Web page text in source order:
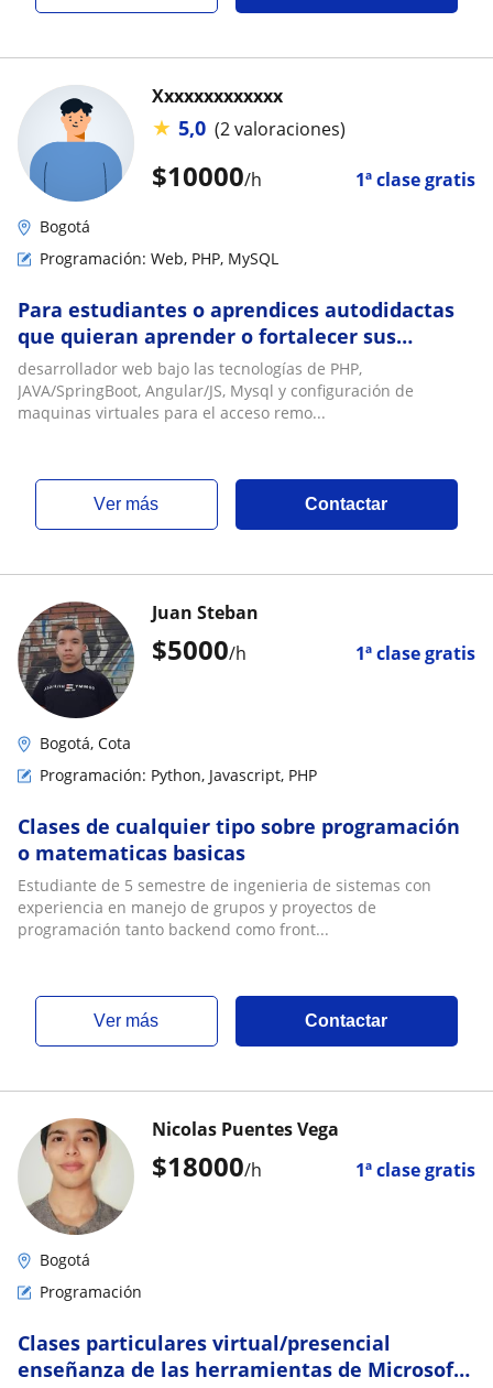
$10000/h 1ª clase gratis
Xxxxxxxxxxxxx
★ 5,0 (2 valoraciones)
Bogotá
Programación: Web, PHP, MySQL
Para estudiantes o aprendices autodidactas
que quieran aprender o fortalecer sus
conocimientos y habilidades en desarrollo
WEB
desarrollador web bajo las tecnologías de PHP,
JAVA/SpringBoot, Angular/JS, Mysql y configuración de
maquinas virtuales para el acceso remo...
ver más Contactar
$5000/h 1ª clase gratis
Juan Steban
Bogotá, Cota
Programación: Python, Javascript, PHP
Clases de cualquier tipo sobre programación
o matematicas basicas
Estudiante de 5 semestre de ingenieria de sistemas con
experiencia en manejo de grupos y proyectos de
programación tanto backend como front...
ver más Contactar
$18000/h 1ª clase gratis
Nicolas Puentes Vega
Bogotá
Programación
Clases particulares virtual/presencial
enseñanza de las herramientas de Microsoft